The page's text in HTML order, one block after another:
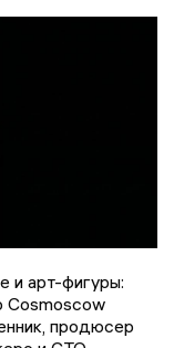
и арт-фигуры:
Cosmoscow
продюсер